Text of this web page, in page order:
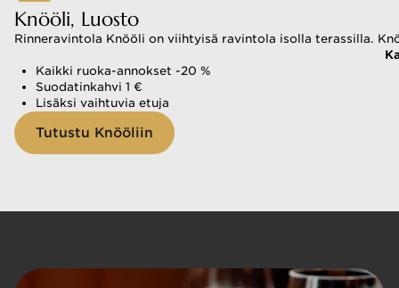
Knööli, Luosto
Rinneravintola Knööli on viihtyisä ravintola isolla terassilla.
Kaikki ruoka-annokset -20 %
Suodatinkahvi 1 €
Lisäksi vaihtuvia etuja
Tutustu Knööliin